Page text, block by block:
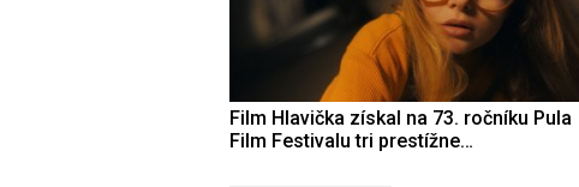
Film Hlavička získal na 73. ročníku Pula
Film Festivalu tri prestížne…